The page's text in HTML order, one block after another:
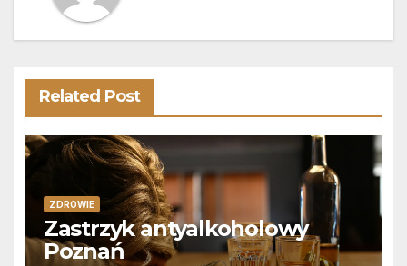
Related Post
ZDROWIE
Zastrzyk antyalkoholowy
Poznań